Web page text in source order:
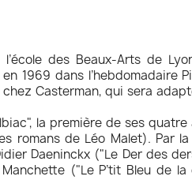
des Beaux-Arts de
1969 dans l’hebdomadaire
Casterman, qui sera
la première de ses
romans de Léo Malet). Par
Daeninckx ("Le Der des
("Le P’tit Bleu de la